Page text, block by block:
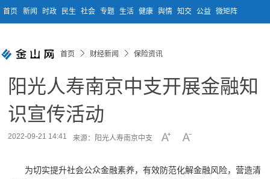
首页 新闻 时政 民生 社会 专题 生活 健康 舆情 知交 公益 微矩阵
首页 财经新闻 保险资讯
阳光人寿南京中支开展金融知
识宣传活动
2022-09-21 14:41 来源：阳光人寿南京中支
为切实提升社会公众金融素养，有效防范化解金融风险，营造清